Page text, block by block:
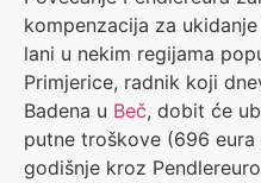
kompenzacija za
lani u nekim regijama
Primjerice, radnik koji
Badena u Beč, dobit će
putne troškove (696 eura
godišnje kroz